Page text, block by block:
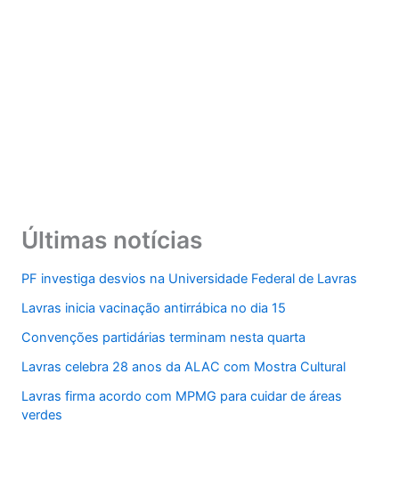
Últimas notícias
PF investiga desvios na Universidade Federal de Lavras
Lavras inicia vacinação antirrábica no dia 15
Convenções partidárias terminam nesta quarta
Lavras celebra 28 anos da ALAC com Mostra Cultural
Lavras firma acordo com MPMG para cuidar de áreas
verdes